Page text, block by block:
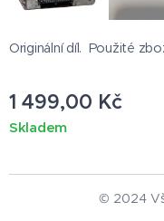
Originální díl. Použité
1 499,00 Kč
Skladem
© 2024